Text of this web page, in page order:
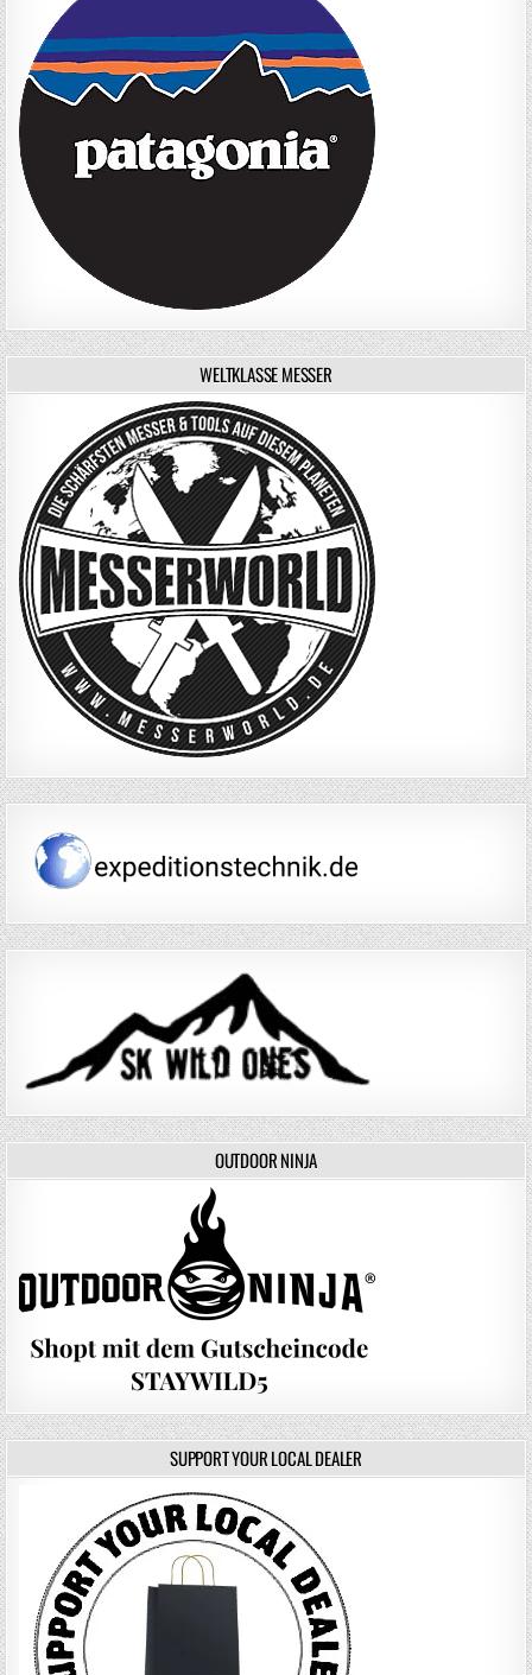
WELTKLASSE MESSER
OUTDOOR NINJA
SUPPORT YOUR LOCAL DEALER